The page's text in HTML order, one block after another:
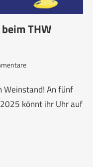
THW
Weinstand! An fünf
könnt ihr Uhr auf